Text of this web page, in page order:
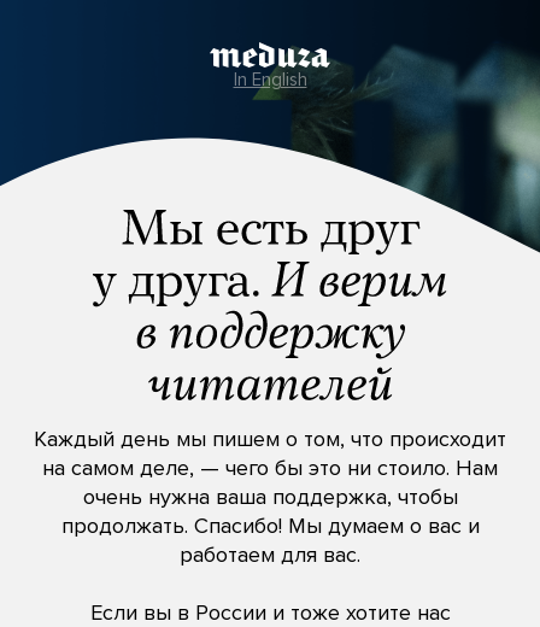
In English
Каждый день мы пишем о том, что происходит
на самом деле, — чего бы это ни стоило. Нам
очень нужна ваша поддержка, чтобы
продолжать. Спасибо! Мы думаем о вас и
работаем для вас.
Если вы в России и тоже хотите нас